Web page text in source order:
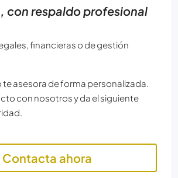
con respaldo profesional
financieras o de gestión
asesora de forma personalizada.
con nosotros y da el siguiente
Contacta ahora